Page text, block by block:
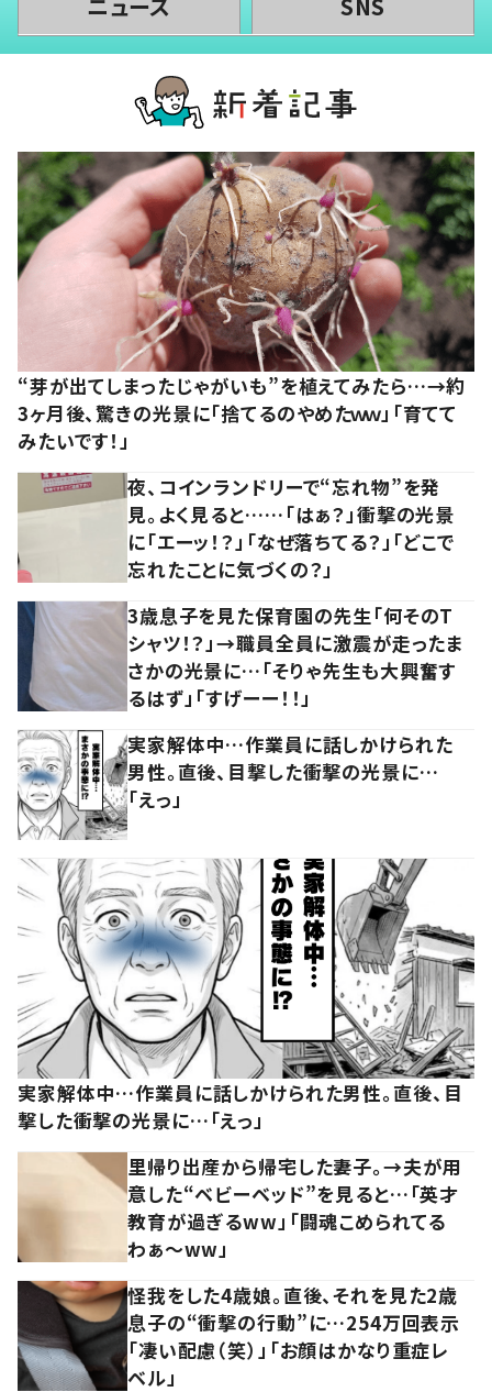
“芽が出てしまったじゃがいも”を植えてみたら…→約
3ヶ月後、驚きの光景に「捨てるのやめたｗｗ」「育てて
みたいです！」
夜、コインランドリーで“忘れ物”を発
見。よく見ると……「はぁ？」衝撃の光景
に「エーッ！？」「なぜ落ちてる？」「どこで
忘れたことに気づくの？」
3歳息子を見た保育園の先生「何そのT
シャツ！？」→職員全員に激震が走ったま
さかの光景に…「そりゃ先生も大興奮す
るはず」「すげーー！！」
実家解体中…作業員に話しかけられた
男性。直後、目撃した衝撃の光景に…
「えっ」
実家解体中…作業員に話しかけられた男性。直後、目
撃した衝撃の光景に…「えっ」
里帰り出産から帰宅した妻子。→夫が用
意した“ベビーベッド”を見ると…「英才
教育が過ぎるww」「闘魂こめられてる
わぁ～ww」
怪我をした4歳娘。直後、それを見た2歳
息子の“衝撃の行動”に…254万回表示
「凄い配慮（笑）」「お顔はかなり重症レ
ベル」